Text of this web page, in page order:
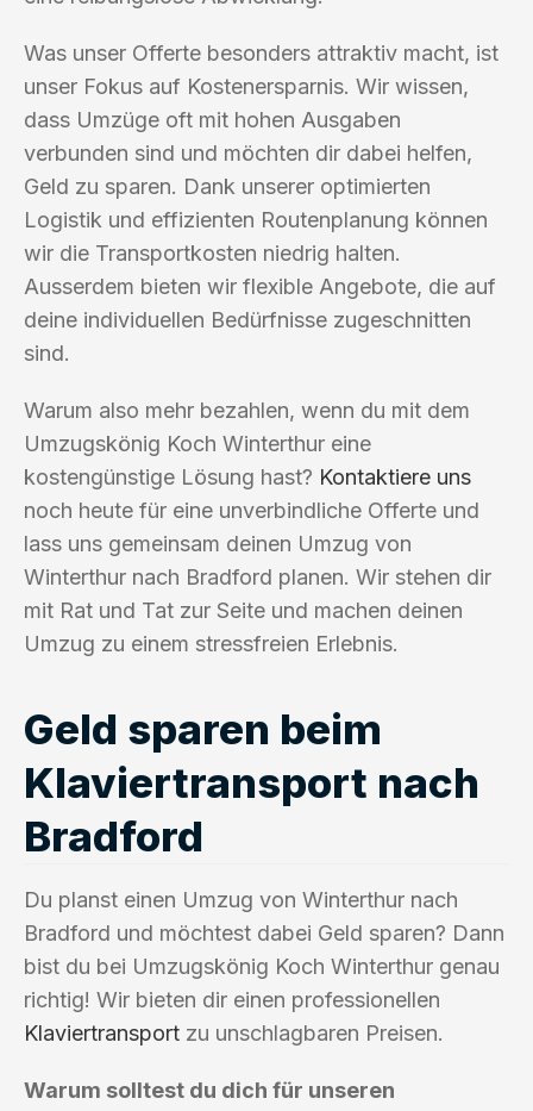
Was unser Offerte besonders attraktiv macht, ist
unser Fokus auf Kostenersparnis. Wir wissen,
dass Umzüge oft mit hohen Ausgaben
verbunden sind und möchten dir dabei helfen,
Geld zu sparen. Dank unserer optimierten
Logistik und effizienten Routenplanung können
wir die Transportkosten niedrig halten.
Ausserdem bieten wir flexible Angebote, die auf
deine individuellen Bedürfnisse zugeschnitten
sind.
Warum also mehr bezahlen, wenn du mit dem
Umzugskönig Koch Winterthur eine
kostengünstige Lösung hast? Kontaktiere uns
noch heute für eine unverbindliche Offerte und
lass uns gemeinsam deinen Umzug von
Winterthur nach Bradford planen. Wir stehen dir
mit Rat und Tat zur Seite und machen deinen
Umzug zu einem stressfreien Erlebnis.
Geld sparen beim
Klaviertransport nach
Bradford
Du planst einen Umzug von Winterthur nach
Bradford und möchtest dabei Geld sparen? Dann
bist du bei Umzugskönig Koch Winterthur genau
richtig! Wir bieten dir einen professionellen
Klaviertransport zu unschlagbaren Preisen.
Warum solltest du dich für unseren